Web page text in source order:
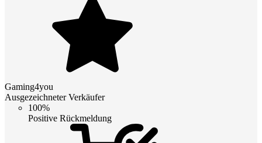
Gaming4you
Ausgezeichneter Verkäufer
100%
Positive Rückmeldung